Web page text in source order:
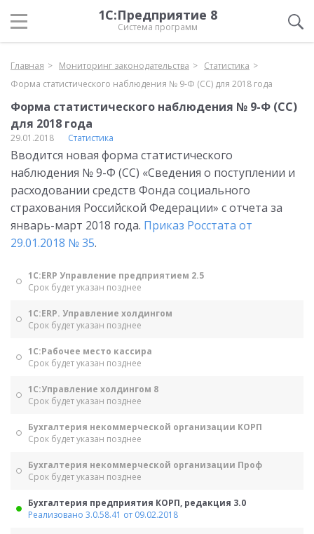
1С:Предприятие 8
Система программ
Главная Мониторинг законодательства
Статистика
Форма статистического наблюдения № 9-Ф (СС) для 2018 года
Форма статистического наблюдения № 9-Ф (СС)
для 2018 года
29.01.2018 Статистика
Вводится новая форма статистического
наблюдения № 9-Ф (СС) «Сведения о поступлении и
расходовании средств Фонда социального
страхования Российской Федерации» с отчета за
январь-март 2018 года. Приказ Росстата от
29.01.2018 № 35.
1С:ERP Управление предприятием 2.5
Срок будет указан позднее
1С:ERP. Управление холдингом
Срок будет указан позднее
1С:Рабочее место кассира
Срок будет указан позднее
1С:Управление холдингом 8
Срок будет указан позднее
Бухгалтерия некоммерческой организации КОРП
Срок будет указан позднее
Бухгалтерия некоммерческой организации Проф
Срок будет указан позднее
Бухгалтерия предприятия КОРП, редакция 3.0
Реализовано 3.0.58.41 от 09.02.2018